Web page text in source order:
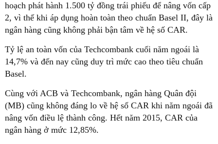
hoạch phát hành 1.500 tỷ đồng trái phiếu để nâng vốn cấp
2, vì thế khi áp dụng hoàn toàn theo chuẩn Basel II, đây là
ngân hàng cũng không phải bận tâm về hệ số CAR.
Tỷ lệ an toàn vốn của Techcombank cuối năm ngoái là
14,7% và đến nay cũng duy trì mức cao theo tiêu chuẩn
Basel.
Cùng với ACB và Techcombank, ngân hàng Quân đội
(MB) cũng không đáng lo về hệ số CAR khi năm ngoái đã
nâng vốn điều lệ thành công. Hết năm 2015, CAR của
ngân hàng ở mức 12,85%.